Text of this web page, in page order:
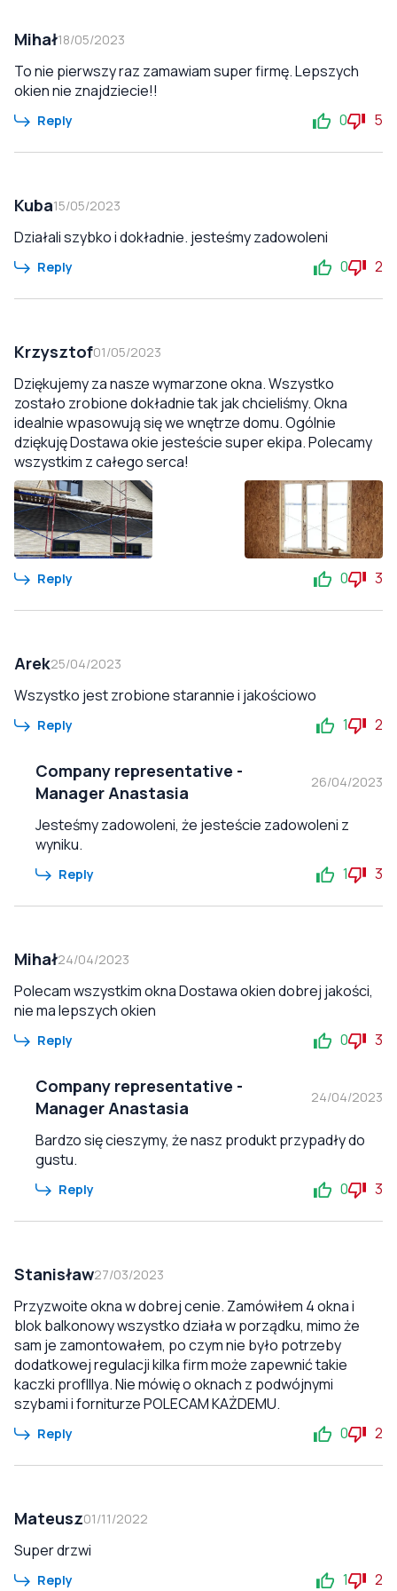
Mihał18/05/2023
To nie pierwszy raz zamawiam super firmę. Lepszych
okien nie znajdziecie!!
Reply 0 5
Kuba15/05/2023
Działali szybko i dokładnie. jesteśmy zadowoleni
Reply 0 2
Krzysztof01/05/2023
Dziękujemy za nasze wymarzone okna. Wszystko
zostało zrobione dokładnie tak jak chcieliśmy. Okna
idealnie wpasowują się we wnętrze domu. Ogólnie
dziękuję Dostawa okie jesteście super ekipa. Polecamy
wszystkim z całego serca!
Reply 0 3
Arek25/04/2023
Wszystko jest zrobione starannie i jakościowo
Reply 1 2
Company representative -
Manager Anastasia
26/04/2023
Jesteśmy zadowoleni, że jesteście zadowoleni z
wyniku.
Reply 1 3
Mihał24/04/2023
Polecam wszystkim okna Dostawa okien dobrej jakości,
nie ma lepszych okien
Reply 0 3
Company representative -
Manager Anastasia
24/04/2023
Bardzo się cieszymy, że nasz produkt przypadły do
gustu.
Reply 0 3
Stanisław27/03/2023
Przyzwoite okna w dobrej cenie. Zamówiłem 4 okna i
blok balkonowy wszystko działa w porządku, mimo że
sam je zamontowałem, po czym nie było potrzeby
dodatkowej regulacji kilka firm może zapewnić takie
kaczki profIllya. Nie mówię o oknach z podwójnymi
szybami i forniturze POLECAM KAŻDEMU.
Reply 0 2
Mateusz01/11/2022
Super drzwi
Reply 1 2